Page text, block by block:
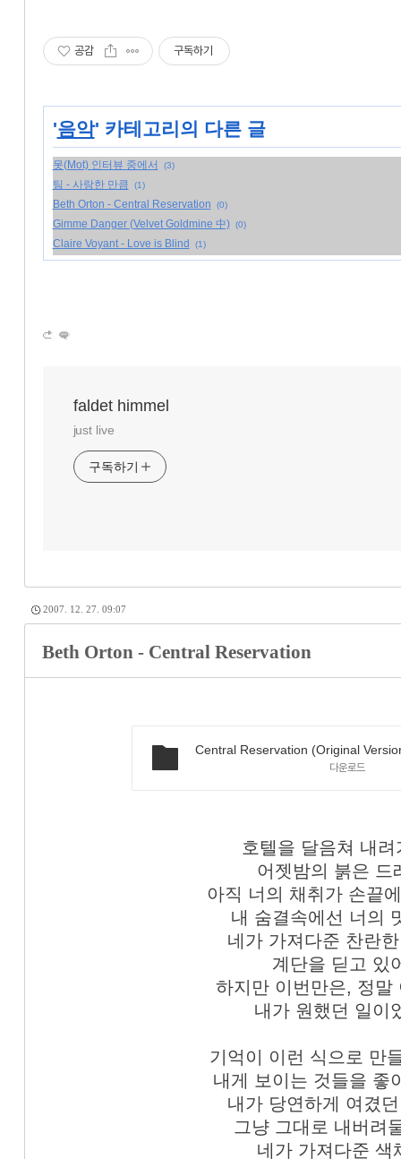
공감 구독하기
'음악' 카테고리의 다른 글
못(Mot) 인터뷰 중에서 (3)
팀 - 사랑한 만큼 (1)
Beth Orton - Central Reservation (0)
Gimme Danger (Velvet Goldmine 中) (0)
Claire Voyant - Love is Blind (1)
faldet himmel
just live
구독하기
2007. 12. 27. 09:07
Beth Orton - Central Reservation
Central Reservation (Original
다운로드
호텔을 달음쳐 내려
어젯밤의 붉은 드
아직 너의 채취가 손끝
내 숨결속에선 너의
네가 가져다준 찬란
계단을 딛고 있
하지만 이번만은, 정말
내가 원했던 일이
기억이 이런 식으로 만
내게 보이는 것들을 좋
내가 당연하게 여겼
그냥 그대로 내버려
네가 가져다준 색